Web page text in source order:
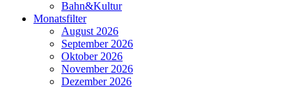
Bahn&Kultur
Monatsfilter
August 2026
September 2026
Oktober 2026
November 2026
Dezember 2026